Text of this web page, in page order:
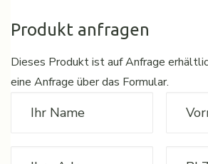
Produkt anfragen
Dieses Produkt ist auf Anfrage
eine Anfrage über das Formular.